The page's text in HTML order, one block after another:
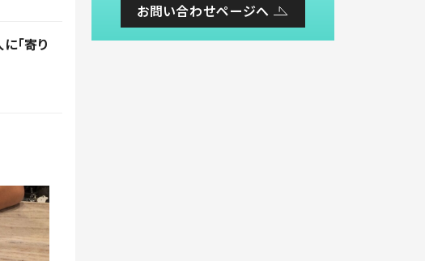
「寄り
お問い合わせページへ